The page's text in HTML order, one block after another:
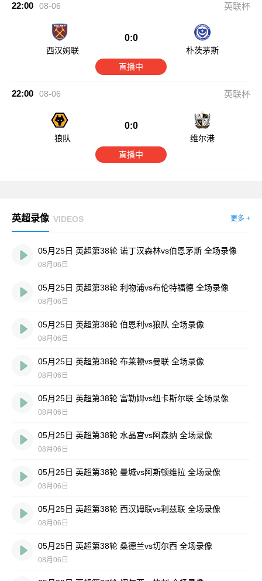
22:00 08-06 英联杯
西汉姆联
0:0
朴茨茅斯
直播中
22:00 08-06 英联杯
狼队
0:0
维尔港
直播中
英超录像 VIDEOS 更多 +
05月25日 英超第38轮 诺丁汉森林vs伯恩茅斯 全场录像
08月06日
05月25日 英超第38轮 利物浦vs布伦特福德 全场录像
08月06日
05月25日 英超第38轮 伯恩利vs狼队 全场录像
08月06日
05月25日 英超第38轮 布莱顿vs曼联 全场录像
08月06日
05月25日 英超第38轮 富勒姆vs纽卡斯尔联 全场录像
08月06日
05月25日 英超第38轮 水晶宫vs阿森纳 全场录像
08月06日
05月25日 英超第38轮 曼城vs阿斯顿维拉 全场录像
08月06日
05月25日 英超第38轮 西汉姆联vs利兹联 全场录像
08月06日
05月25日 英超第38轮 桑德兰vs切尔西 全场录像
08月06日